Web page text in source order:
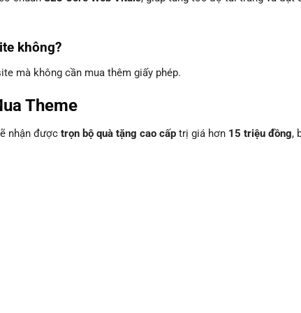
không?
mà không cần mua thêm giấy phép.
Theme
nhận được trọn bộ quà tặng cao cấp trị giá hơn 15 triệu đồng,